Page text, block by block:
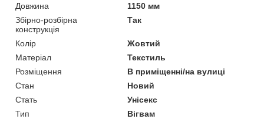
Довжина
1150 мм
Збірно-розбірна
конструкція
Так
Колір
Жовтий
Матеріал
Текстиль
Розміщення
В приміщенні/на вулиці
Стан
Новий
Стать
Унісекс
Тип
Вігвам